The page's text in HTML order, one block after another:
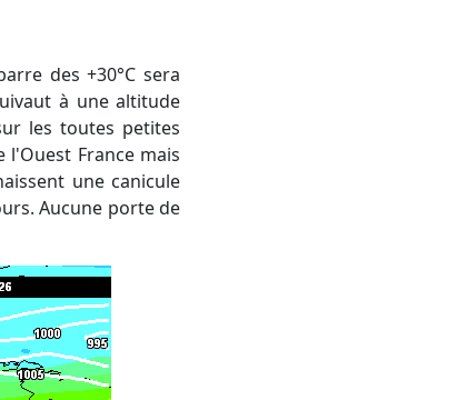
à une altitude
les toutes petites
France mais
une canicule
Aucune porte de